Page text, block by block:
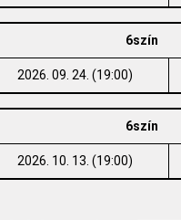
6szín
2026. 09. 24. (19:00)
6szín
2026. 10. 13. (19:00)